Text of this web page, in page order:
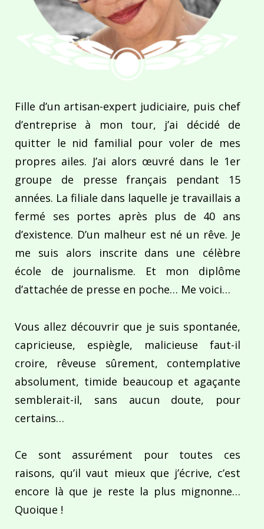
Fille d’un artisan-expert judiciaire, puis chef
d’entreprise à mon tour, j’ai décidé de
quitter le nid familial pour voler de mes
propres ailes. J’ai alors œuvré dans le 1er
groupe de presse français pendant 15
années. La filiale dans laquelle je travaillais a
fermé ses portes après plus de 40 ans
d’existence. D’un malheur est né un rêve. Je
me suis alors inscrite dans une célèbre
école de journalisme. Et mon diplôme
d’attachée de presse en poche… Me voici…
Vous allez découvrir que je suis spontanée,
capricieuse, espiègle, malicieuse faut-il
croire, rêveuse sûrement, contemplative
absolument, timide beaucoup et agaçante
semblerait-il, sans aucun doute, pour
certains…
Ce sont assurément pour toutes ces
raisons, qu’il vaut mieux que j’écrive, c’est
encore là que je reste la plus mignonne…
Quoique !